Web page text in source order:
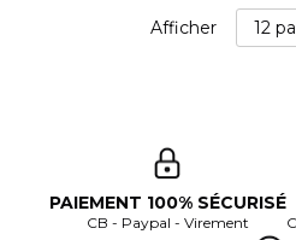
Afficher
PAIEMENT 100% SÉCURISÉ
CB - Paypal - Virement